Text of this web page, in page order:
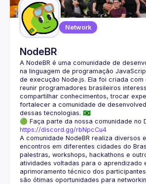
Network
NodeBR
A NodeBR é uma comunidade de
na linguagem de programação
de execução Node.js. Ela foi criada com
reunir programadores brasileiros
compartilhar conhecimentos, trocar
fortalecer a comunidade de
🟢 Faça parte da nossa comunidade no
https://discord.gg/rbNpcCu4
A comunidade NodeBR realiza diversos
encontros em diferentes cidades do
palestras, workshops, hackathons e
atividades voltadas para o aprendizado
aprimoramento técnico dos
são ótimas oportunidades para